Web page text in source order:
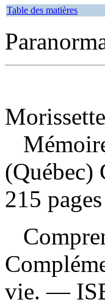
Table des matières
(Québec)
215
vie. —